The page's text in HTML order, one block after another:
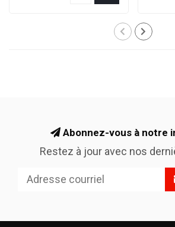
Abonnez-vous à notre
Restez à jour avec nos